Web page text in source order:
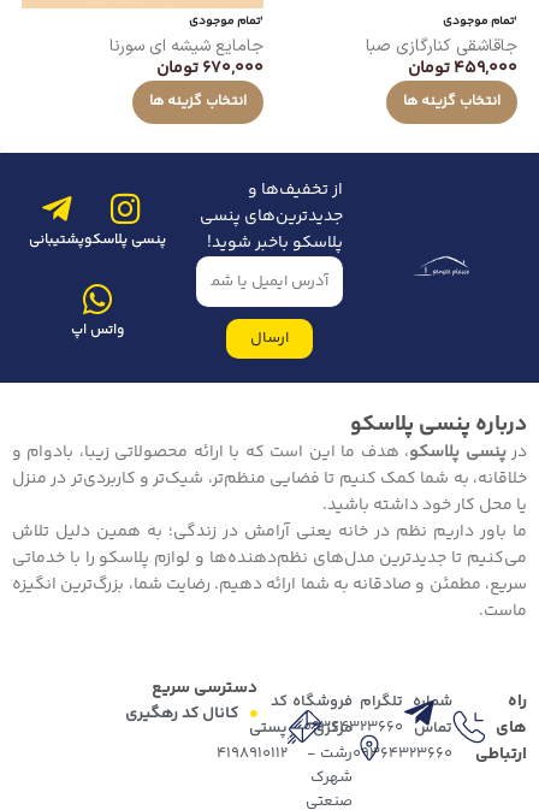
اتمام موجودی
جاقاشقی کنارگازی صبا
459,000تومان
انتخاب گزینه ها
اتمام موجودی
جامایع شیشه ای سورنا
670,000تومان
انتخاب گزینه ها
از تخفیف‌ها و
جدیدترین‌های پنسی
پلاسکو باخبر شوید!
ارسال
پنسی پلاسکوپشتیبانی
واتس اپ
درباره پنسی پلاسکو
درپنسی پلاسکو، هدف ما این است که با ارائه محصولاتی زیبا، بادوام و
خلاقانه، به شما کمک کنیم تا فضایی منظم‌تر، شیک‌تر و کاربردی‌تر در منزل
یا محل کار خود داشته باشید.
ما باور داریم نظم در خانه یعنی آرامش در زندگی؛ به همین دلیل تلاش
می‌کنیم تا جدیدترین مدل‌های نظم‌دهنده‌ها و لوازم پلاسکو را با خدماتی
سریع، مطمئن و صادقانه به شما ارائه دهیم. رضایت شما، بزرگ‌ترین انگیزه
ماست.
دسترسی سریع
کانال کد رهگیری
راه
های
ارتباطی
شماره
تماس
09364323660
تلگرام
09364323660
فروشگاه
مرکزی
رشت -
شهرک
صنعتی
کد
پستی
4198910112